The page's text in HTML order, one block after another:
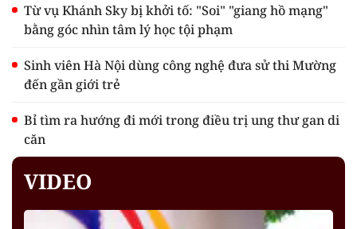
Từ vụ Khánh Sky bị khởi tố: "Soi" "giang hồ mạng"
bằng góc nhìn tâm lý học tội phạm
Sinh viên Hà Nội dùng công nghệ đưa sử thi Mường
đến gần giới trẻ
Bỉ tìm ra hướng đi mới trong điều trị ung thư gan di
căn
VIDEO